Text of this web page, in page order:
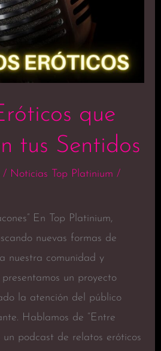
que
tus Sentidos
/ Noticias Top Platinium /
En Top Platinium,
nuevas formas de
nuestra comunidad y
un proyecto
la atención del público
Hablamos de “Entre
un podcast de relatos eróticos